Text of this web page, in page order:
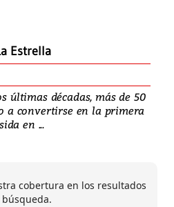
Estrella
últimas décadas, más de 50
a convertirse en la primera
en ...
cobertura en los resultados